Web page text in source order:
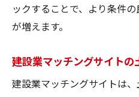
ックすることで、より条件
が増えます。
建設業マッチングサイトの
建設業マッチングサイトは